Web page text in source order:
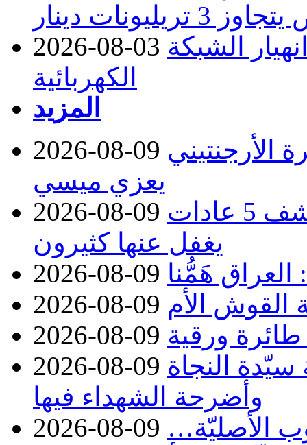
2026-08-03 الشبكة
الكهربائية
المزيد
2026-08-09 الأرجنتيني
يعزي ميسي
2026-08-09 تريد إطالة عمرك؟.. طبيبة تكشف 5 عادات
يغفل عنها كثيرون
2026-08-09 هَمُّنا
2026-08-09 القوش الأم
2026-08-09
2026-08-09 سيّدة النجاة
وأضرحة الشهداء فيها
2026-08-09 الأصليّة…